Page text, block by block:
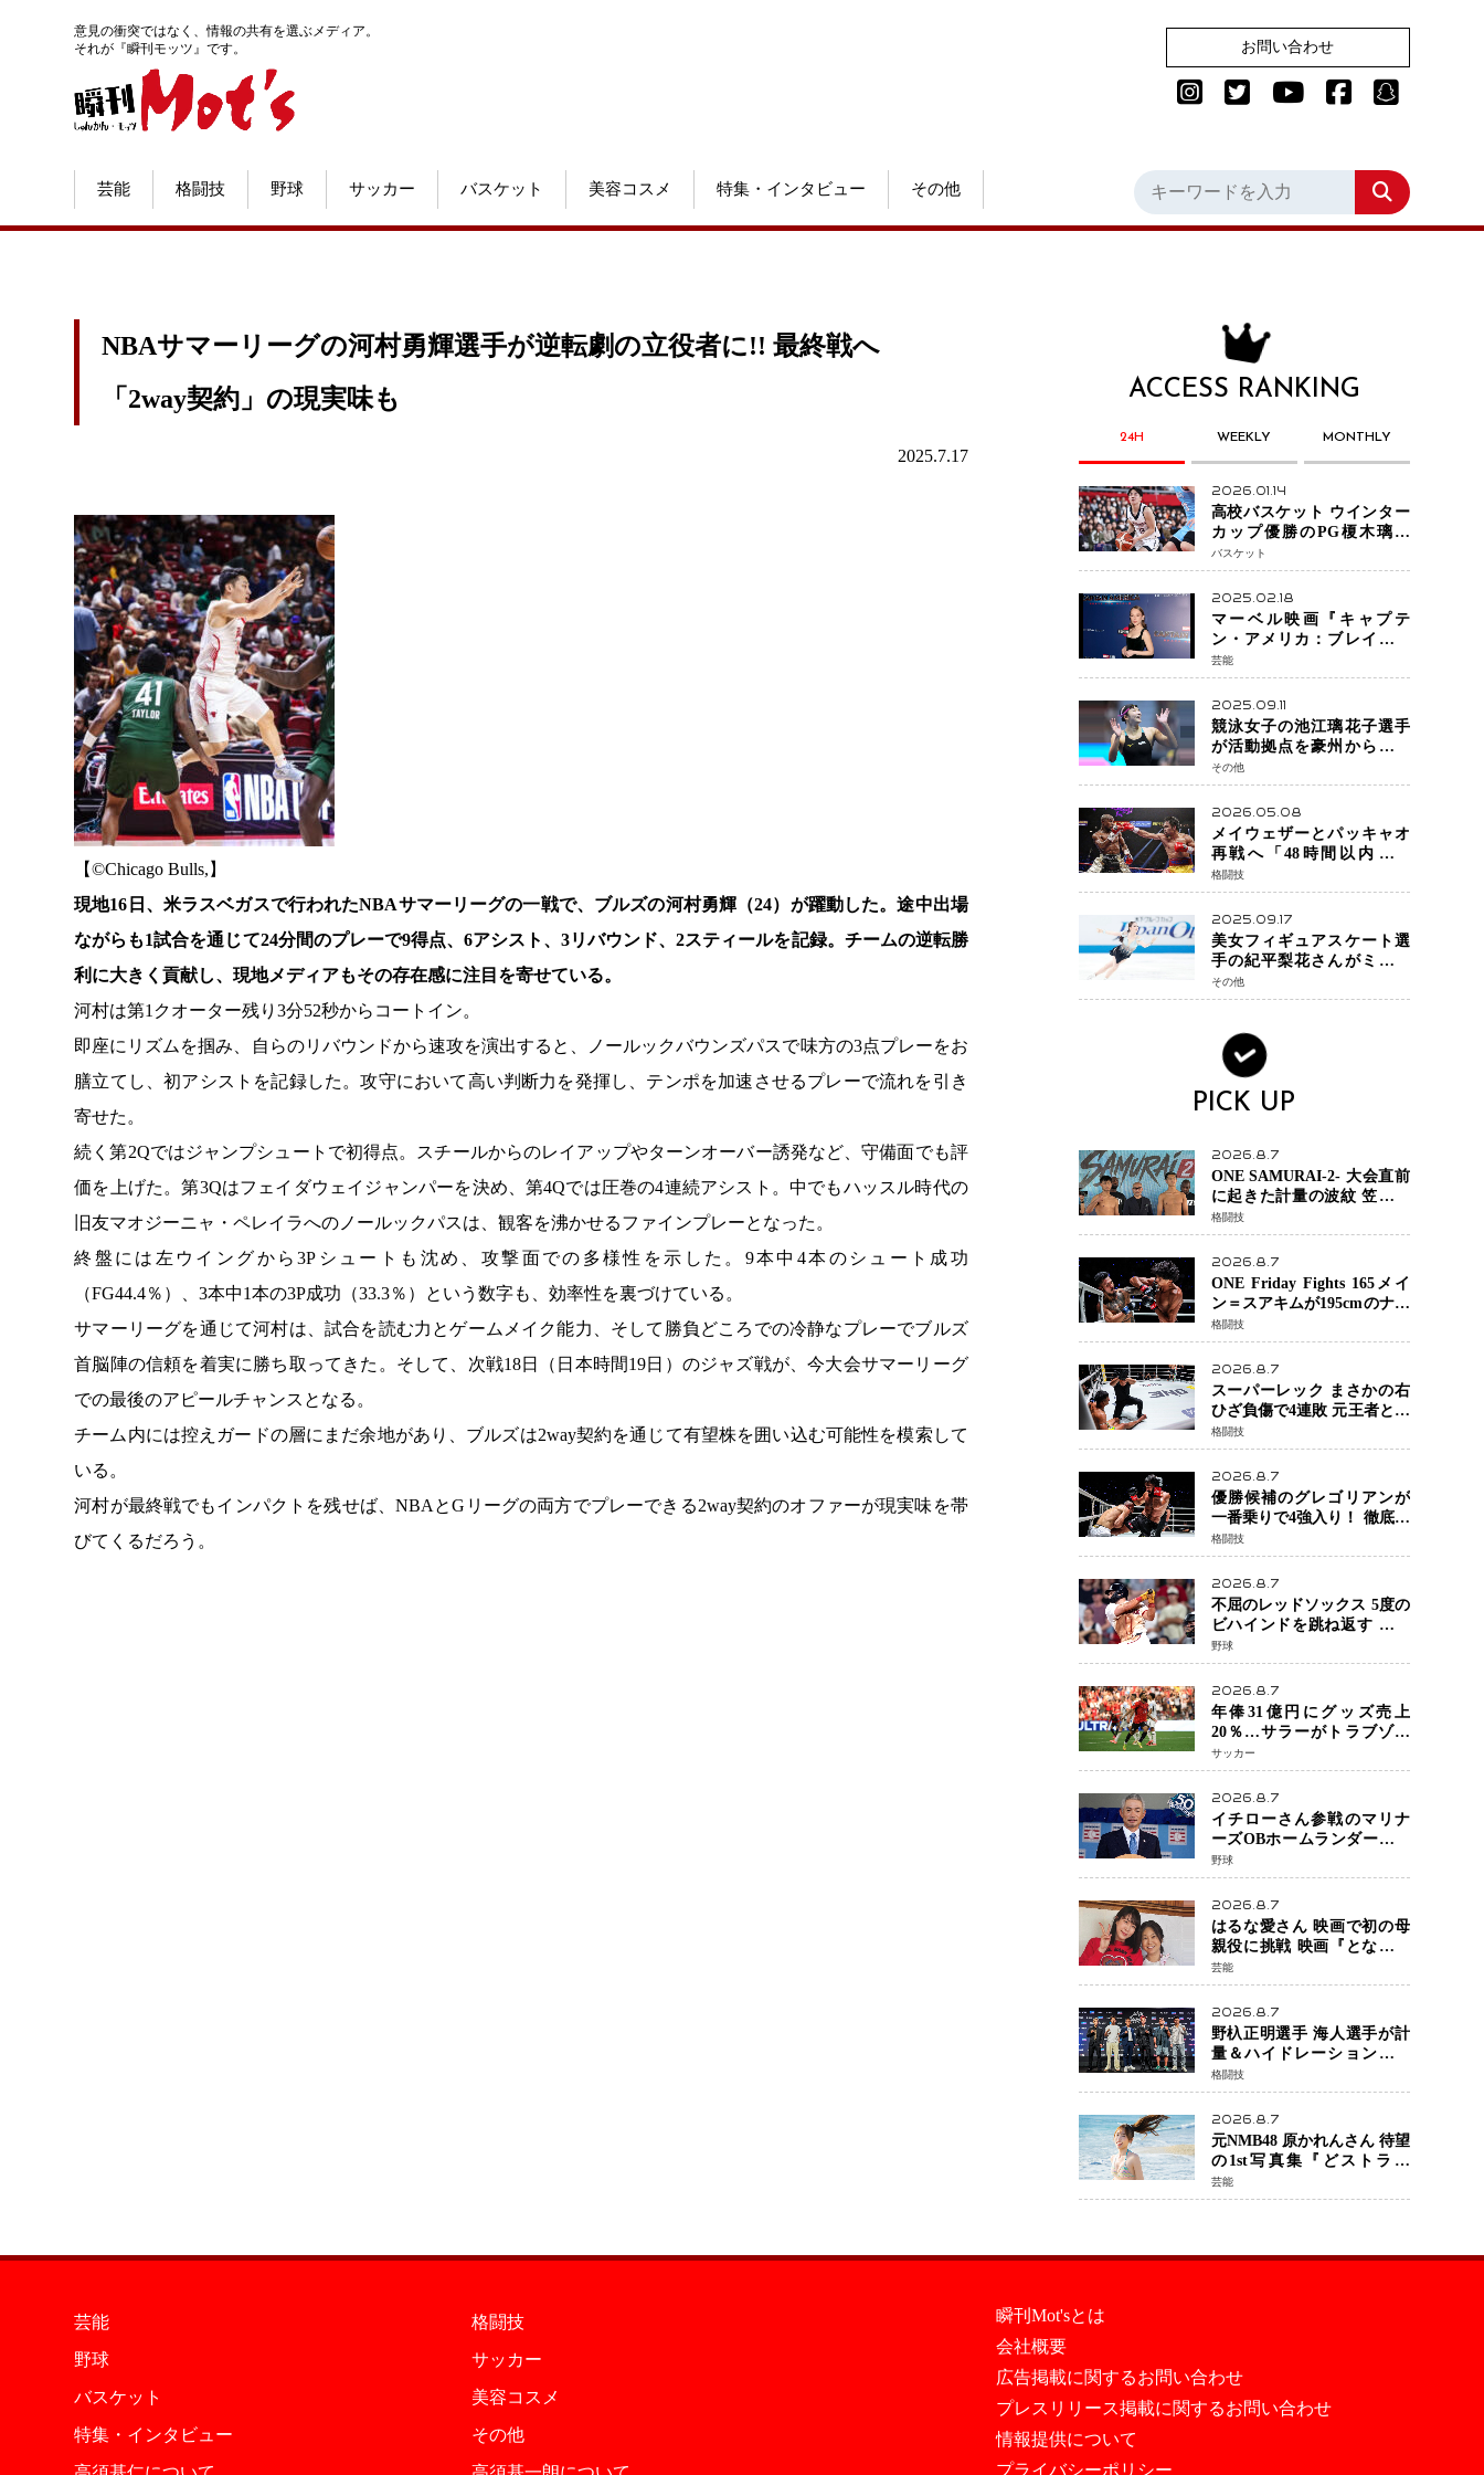
意見の衝突ではなく、情報の共有を選ぶメディア。
それが『瞬刊モッツ』です。
お問い合わせ
芸能 格闘技 野球 サッカー バスケット 美容コスメ 特集・インタビュー その他
NBAサマーリーグの河村勇輝選手が逆転劇の立役者に!! 最終戦へ
「2way契約」の現実味も
2025.7.17
【©️Chicago Bulls,】
現地16日、米ラスベガスで行われたNBAサマーリーグの一戦で、ブルズの河村勇輝（24）が躍動した。途中出場
ながらも1試合を通じて24分間のプレーで9得点、6アシスト、3リバウンド、2スティールを記録。チームの逆転勝
利に大きく貢献し、現地メディアもその存在感に注目を寄せている。
河村は第1クオーター残り3分52秒からコートイン。
即座にリズムを掴み、自らのリバウンドから速攻を演出すると、ノールックバウンズパスで味方の3点プレーをお
膳立てし、初アシストを記録した。攻守において高い判断力を発揮し、テンポを加速させるプレーで流れを引き
寄せた。
続く第2Qではジャンプシュートで初得点。スチールからのレイアップやターンオーバー誘発など、守備面でも評
価を上げた。第3Qはフェイダウェイジャンパーを決め、第4Qでは圧巻の4連続アシスト。中でもハッスル時代の
旧友マオジーニャ・ペレイラへのノールックパスは、観客を沸かせるファインプレーとなった。
終盤には左ウイングから3Pシュートも沈め、攻撃面での多様性を示した。9本中4本のシュート成功
（FG44.4％）、3本中1本の3P成功（33.3％）という数字も、効率性を裏づけている。
サマーリーグを通じて河村は、試合を読む力とゲームメイク能力、そして勝負どころでの冷静なプレーでブルズ
首脳陣の信頼を着実に勝ち取ってきた。そして、次戦18日（日本時間19日）のジャズ戦が、今大会サマーリーグ
での最後のアピールチャンスとなる。
チーム内には控えガードの層にまだ余地があり、ブルズは2way契約を通じて有望株を囲い込む可能性を模索して
いる。
河村が最終戦でもインパクトを残せば、NBAとGリーグの両方でプレーできる2way契約のオファーが現実味を帯
びてくるだろう。
ACCESS RANKING
24H WEEKLY MONTHLY
2026.01.14
高校バスケット ウインター
カップ優勝のPG榎木璃旺
（えのき・りお）がプロの
現場へ―。
バスケット
2025.02.18
マーベル映画『キャプテ
ン・アメリカ：ブレイブ・
ニュー・ワールド』 新ブラ
ック・ウィドウ役のシラ・
ハースとは！？
芸能
2025.09.11
競泳女子の池江璃花子選手
が活動拠点を豪州から日本
へ！ 豪州での挑戦を糧に、
28年ロサンゼルス五輪へ再
始動
その他
2026.05.08
メイウェザーとパッキャオ
再戦へ「48時間以内に決
着」公式戦かエキシビショ
ンか混迷続く
格闘技
2025.09.17
美女フィギュアスケート選
手の紀平梨花さんがミラノ
五輪出場断念 中部選手権欠
場を発表「安全最優先の判
その他
PICK UP
2026.8.7
ONE SAMURAI-2- 大会直前
に起きた計量の波紋 笠原弘
希ら注目ファイターは契約
体重で決戦へ、山本歩夢と
平山諒選手戦は中止に
格闘技
2026.8.7
ONE Friday Fights 165メイ
ン＝スアキムが195cmのナビ
ル・アナンからダウン奪
取！猛反撃を耐え抜き判定
勝利、8連勝を達成
格闘技
2026.8.7
スーパーレック まさかの右
ひざ負傷で4連敗 元王者とし
て異例の苦境…「アクシデ
ント」でも消えない危険信
号
格闘技
2026.8.7
優勝候補のグレゴリアンが
一番乗りで4強入り！ 徹底し
たローキックでウスビャン
を攻略、判定勝利
格闘技
2026.8.7
不屈のレッドソックス 5度の
ビハインドを跳ね返す 延長
13回サヨナラ勝ち 吉田正尚
選手も2安打1打点で貢献 4得
点以上は驚異の28連勝
野球
2026.8.7
年俸31億円にグッズ売上
20％…サラーがトラブゾン
スポル加入 世界サッカーは
「五大リーグ一強」から新
時代へ
サッカー
2026.8.7
イチローさん参戦のマリナ
ーズOBホームランダービー
が無料生配信 北米ならで
はの“魅せる興行”に世界が
注目
野球
2026.8.7
はるな愛さん 映画で初の母
親役に挑戦 映画『となりの
とらんす少女ちゃん』11月7
日公開 未来の自分との対話
を描く注目作
芸能
2026.8.7
野杁正明選手 海人選手が計
量＆ハイドレーションテス
トをクリア「ONE
SAMURAI 2」決戦へ万全の
準備整う
格闘技
2026.8.7
元NMB48 原かれんさん 待望
の1st写真集『どストライ
ク』発売決定 バリで魅せる
25歳の新境地
芸能
芸能
格闘技
野球
サッカー
バスケット
美容コスメ
特集・インタビュー
その他
瞬刊Mot'sとは
会社概要
広告掲載に関するお問い合わせ
プレスリリース掲載に関するお問い合わせ
情報提供について
プライバシーポリシー